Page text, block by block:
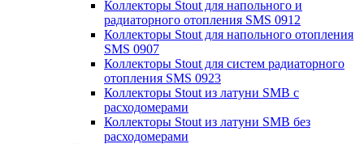
Коллекторы Stout для напольного и
радиаторного отопления SMS 0912
Коллекторы Stout для напольного отопления
SMS 0907
Коллекторы Stout для систем радиаторного
отопления SMS 0923
Коллекторы Stout из латуни SMB с
расходомерами
Коллекторы Stout из латуни SMB без
расходомерами